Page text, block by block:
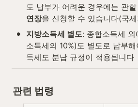
도 납부가 어려운 경우에는 관
연장을 신청할 수 있습니다(국
• 지방소득세 별도: 종합소득세
소득세의 10%)도 별도로 납부
득세도 분납 규정이 적용됩니다
관련 법령